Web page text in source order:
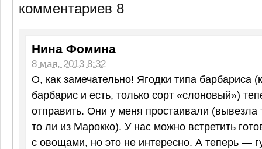
комментариев 8
Нина Фомина
8 мая, 2013 8:32
О, как замечательно! Ягодки типа барбариса
барбарис и есть, только сорт «слоновый»)
отправить. Они у меня простаивали (вывезла
то ли из Марокко). У нас можно встретить
с овощами, но это не интересно. А теперь —